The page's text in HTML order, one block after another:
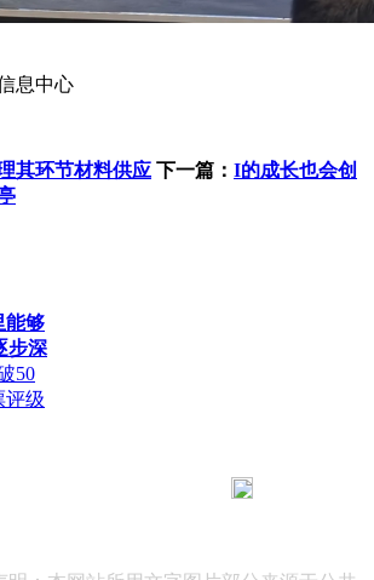
息中心
其环节材料供应 下一篇： I的成长也会创
能够
步深
50
评级